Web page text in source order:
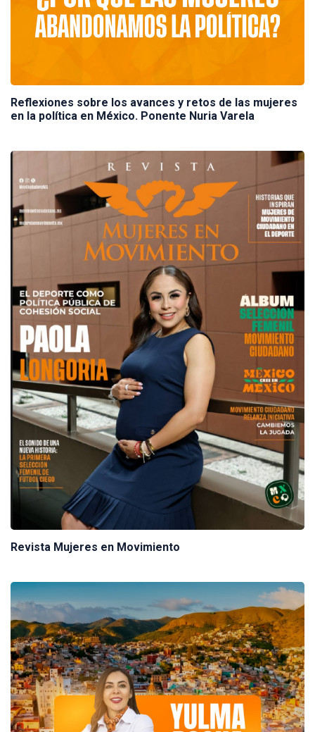
Reflexiones sobre los avances y retos de las mujeres
en la política en México. Ponente Nuria Varela
Revista Mujeres en Movimiento